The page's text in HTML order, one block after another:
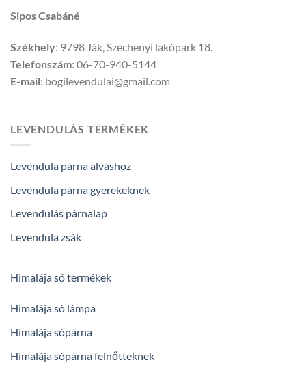
Sipos Csabáné
Székhely: 9798 Ják, Széchenyi lakópark 18.
Telefonszám: 06-70-940-5144
E-mail: bogilevendulai@gmail.com
LEVENDULÁS TERMÉKEK
Levendula párna alváshoz
Levendula párna gyerekeknek
Levendulás párnalap
Levendula zsák
Himalája só termékek
Himalája só lámpa
Himalája sópárna
Himalája sópárna felnőtteknek